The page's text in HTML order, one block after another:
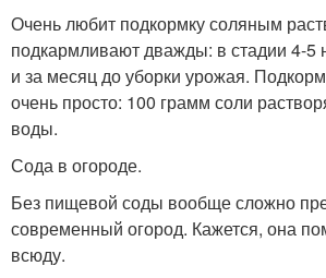
Очень любит подкормку соляным
подкармливают дважды: в стадии 4-5
и за месяц до уборки урожая.
очень просто: 100 грамм соли
воды.
Сода в огороде.
Без пищевой соды вообще сложно
современный огород. Кажется, она
всюду.